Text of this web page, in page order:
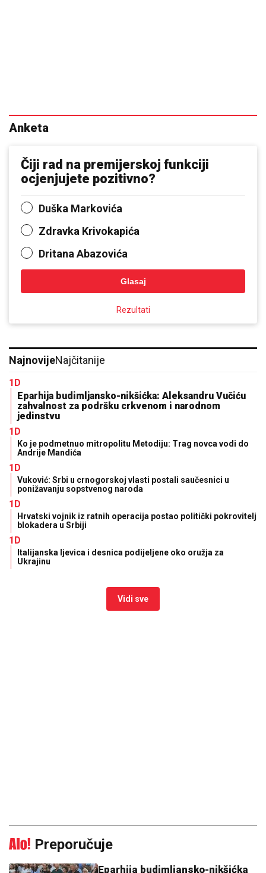
Anketa
Čiji rad na premijerskoj funkciji
ocjenjujete pozitivno?
Duška Markovića
Zdravka Krivokapića
Dritana Abazovića
Glasaj
Rezultati
NajnovijeNajčitanije
1D
Eparhija budimljansko-nikšićka: Aleksandru Vučiću
zahvalnost za podršku crkvenom i narodnom
jedinstvu
1D
Ko je podmetnuo mitropolitu Metodiju: Trag novca vodi do
Andrije Mandića
1D
Vuković: Srbi u crnogorskoj vlasti postali saučesnici u
ponižavanju sopstvenog naroda
1D
Hrvatski vojnik iz ratnih operacija postao politički pokrovitelj
blokadera u Srbiji
1D
Italijanska ljevica i desnica podijeljene oko oružja za
Ukrajinu
Vidi sve
Preporučuje
Eparhija budimljansko-nikšićka